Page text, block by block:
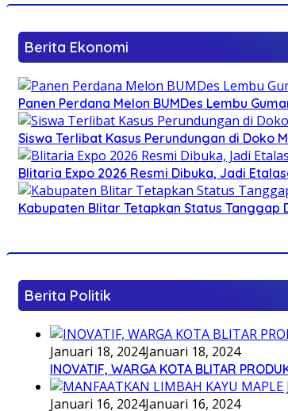
Berita Ekonomi
Panen Perdana Melon BUMDes Lembu
Siswa Terlibat Kasus Perundungan di Doko
Blitaria Expo 2026 Resmi Dibuka, Jadi
Kabupaten Blitar Tetapkan Status Tanggap
Berita Politik
Januari 18, 2024Januari 18, 2024
INOVATIF, WARGA KOTA BLITAR
Januari 16, 2024Januari 16, 2024